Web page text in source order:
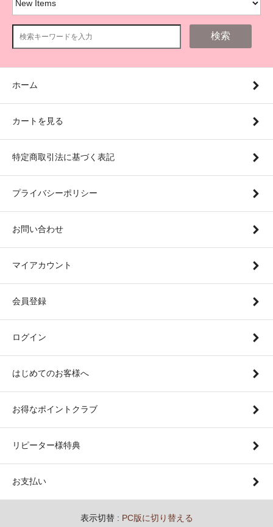
検索
ホーム
カートを見る
特定商取引法に基づく表記
プライバシーポリシー
お問い合わせ
マイアカウント
会員登録
ログイン
はじめてのお客様へ
お得なポイントクラブ
リピーター様特典
お支払い
表示切替 : PC版に切り替える